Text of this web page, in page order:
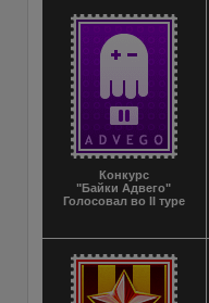
Конкурс
"Байки Адвего"
Голосовал во II туре